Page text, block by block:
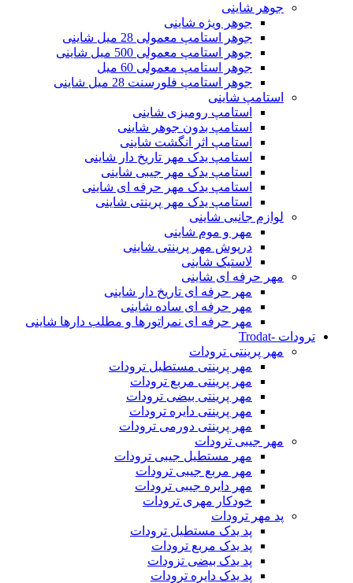
جوهر شاینی
جوهر ویژه شاینی
جوهر استامپ معمولی 28 میل شاینی
جوهر استامپ معمولی 500 میل شاینی
جوهر استامپ معمولی 60 میل
جوهر استامپ فلورسنت 28 میل شاینی
استامپ شاینی
استامپ رومیزی شاینی
استامپ بدون جوهر شاینی
استامپ اثر انگشت شاینی
استامپ یدک مهر تاریخ دار شاینی
استامپ یدک مهر جیبی شاینی
استامپ یدک مهر حرفه ای شاینی
استامپ یدک مهر پرینتی شاینی
لوازم جانبی شاینی
مهر و موم شاینی
درپوش مهر پرینتی شاینی
لاستیک شاینی
مهر حرفه ای شاینی
مهر حرفه ای تاریخ دار شاینی
مهر حرفه ای ساده شاینی
مهر حرفه ای نمراتورها و مطلب دارها شاینی
ترودات -Trodat
مهر پرینتی ترودات
مهر پرینتی مستطیل ترودات
مهر پرینتی مربع ترودات
مهر پرینتی بیضی ترودات
مهر پرینتی دایره ترودات
مهر پرینتی دورمی ترودات
مهر جیبی ترودات
مهر مستطیل جیبی ترودات
مهر مربع جیبی ترودات
مهر دایره جیبی ترودات
خودکار مهری ترودات
پد مهر ترودات
پد یدک مستطیل ترودات
پد یدک مربع ترودات
پد یدک بیضی تزودات
پد یدک دایره ترودات